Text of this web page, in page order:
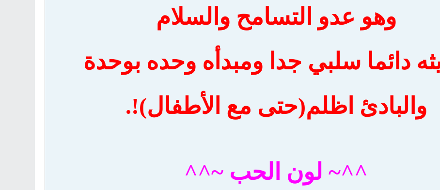
وهو عدو التسامح والسلام
دائما سلبي جدا ومبدأه وحده بوحدة
والبادئ اظلم(حتى مع الأطفال)!.
^^~ لون الحب ~^^